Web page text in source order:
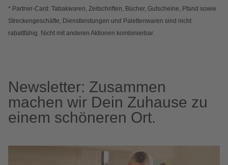
* Partner-Card: Tabakwaren, Zeitschriften, Bücher, Gutscheine, Pfand sowie
Streckengeschäfte, Dienstleistungen und Palettenwaren sind nicht
rabattfähig. Nicht mit anderen Aktionen kombinierbar.
Newsletter: Zusammen
machen wir Dein Zuhause zu
einem schöneren Ort.